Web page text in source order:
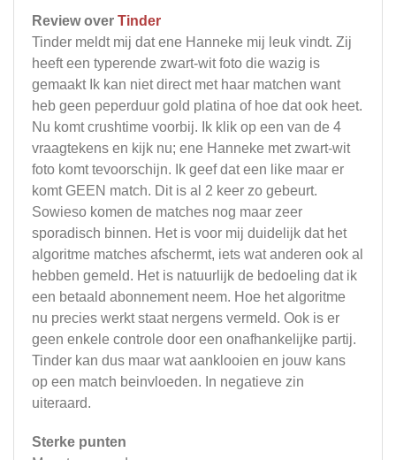
Review over Tinder
Tinder meldt mij dat ene Hanneke mij leuk vindt. Zij
heeft een typerende zwart-wit foto die wazig is
gemaakt Ik kan niet direct met haar matchen want
heb geen peperduur gold platina of hoe dat ook heet.
Nu komt crushtime voorbij. Ik klik op een van de 4
vraagtekens en kijk nu; ene Hanneke met zwart-wit
foto komt tevoorschijn. Ik geef dat een like maar er
komt GEEN match. Dit is al 2 keer zo gebeurt.
Sowieso komen de matches nog maar zeer
sporadisch binnen. Het is voor mij duidelijk dat het
algoritme matches afschermt, iets wat anderen ook al
hebben gemeld. Het is natuurlijk de bedoeling dat ik
een betaald abonnement neem. Hoe het algoritme
nu precies werkt staat nergens vermeld. Ook is er
geen enkele controle door een onafhankelijke partij.
Tinder kan dus maar wat aanklooien en jouw kans
op een match beinvloeden. In negatieve zin
uiteraard.
Sterke punten